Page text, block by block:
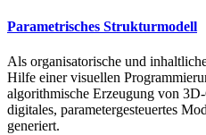
Parametrisches Strukturmodell
Als organisatorische und
Hilfe einer visuellen
algorithmische Erzeugung von
digitales, parametergesteuertes
generiert.